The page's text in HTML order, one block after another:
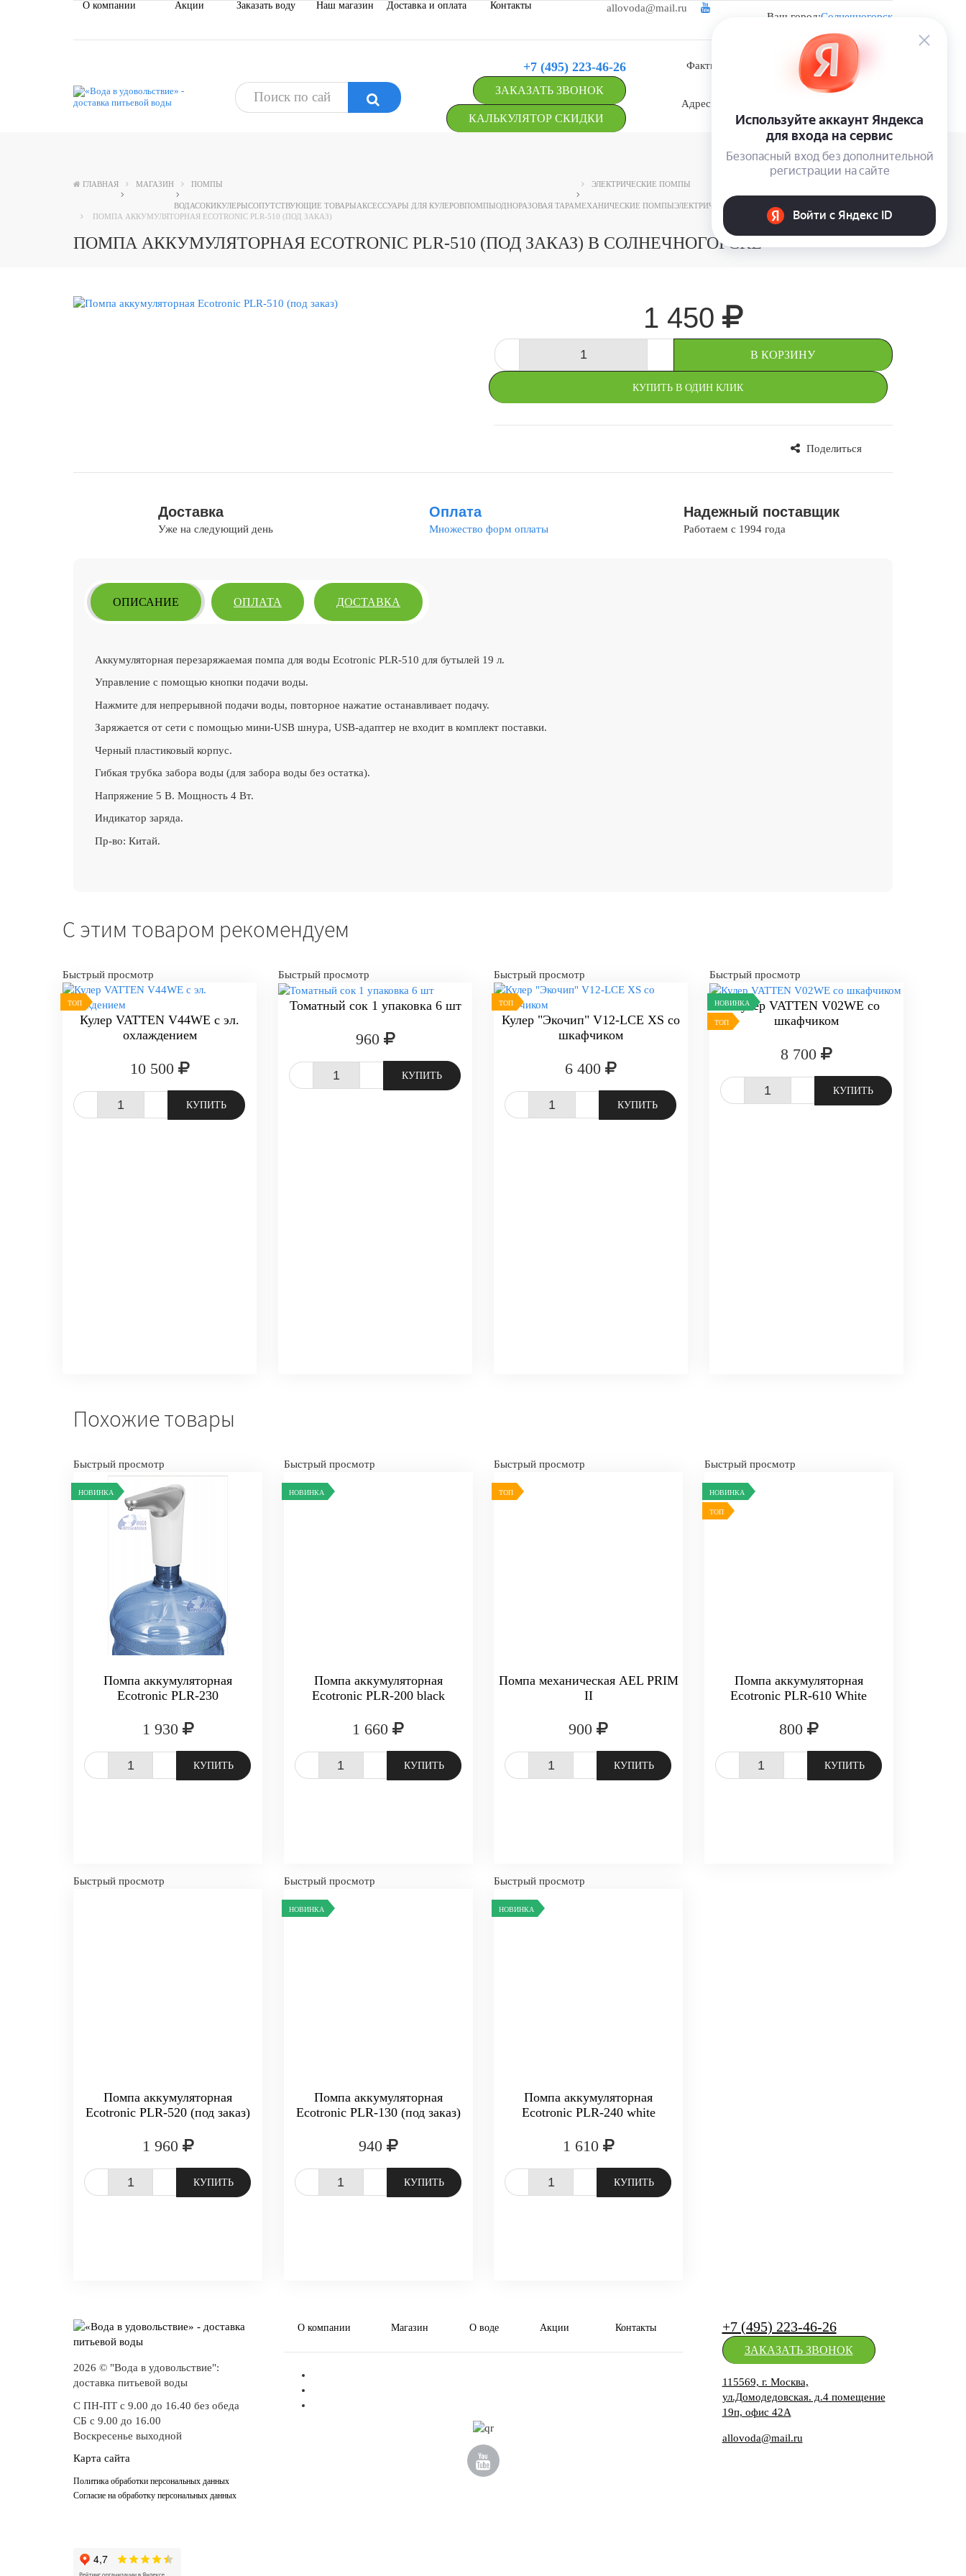
О компании Акции Заказать воду Наш магазин Доставка и оплата Контакты allovoda@mail.ru
Ваш город:Солнечногорск
+7 (495) 223-46-26
ЗАКАЗАТЬ ЗВОНОК
КАЛЬКУЛЯТОР СКИДКИ
Фактический адрес: Московская область, д.
Корсаково, ул. Изумрудная, участок 5
Адрес магазина: г. Истра, п. Пионерский, ул.
Школьная, д. 4
ГЛАВНАЯ МАГАЗИН ПОМПЫ
ВОДАСОКИКУЛЕРЫСОПУТСТВУЮЩИЕ ТОВАРЫАКСЕССУАРЫ ДЛЯ КУЛЕРОВПОМПЫОДНОРАЗОВАЯ ТАРА
ЭЛЕКТРИЧЕСКИЕ ПОМПЫ
МЕХАНИЧЕСКИЕ ПОМПЫЭЛЕКТРИЧЕСКИЕ ПОМПЫ
ПОМПА АККУМУЛЯТОРНАЯ ECOTRONIC PLR-510 (ПОД ЗАКАЗ)
ПОМПА АККУМУЛЯТОРНАЯ ECOTRONIC PLR-510 (ПОД ЗАКАЗ) В СОЛНЕЧНОГОРСКЕ
1 450
В КОРЗИНУ
КУПИТЬ В ОДИН КЛИК
Поделиться
Доставка
Уже на следующий день
Оплата
Множество форм оплаты
Надежный поставщик
Работаем с 1994 года
ОПИСАНИЕ ОПЛАТА ДОСТАВКА
Аккумуляторная перезаряжаемая помпа для воды Ecotronic PLR-510 для бутылей 19 л.
Управление с помощью кнопки подачи воды.
Нажмите для непрерывной подачи воды, повторное нажатие останавливает подачу.
Заряжается от сети с помощью мини-USB шнура, USB-адаптер не входит в комплект поставки.
Черный пластиковый корпус.
Гибкая трубка забора воды (для забора воды без остатка).
Напряжение 5 В. Мощность 4 Вт.
Индикатор заряда.
Пр-во: Китай.
С этим товаром рекомендуем
Быстрый просмотр
ТОП
Кулер VATTEN V44WE с эл.
охлаждением
10 500
КУПИТЬ
Быстрый просмотр
Томатный сок 1 упаковка 6 шт
960
КУПИТЬ
Быстрый просмотр
ТОП
Кулер "Экочип" V12-LCE XS со
шкафчиком
6 400
КУПИТЬ
Быстрый просмотр
НОВИНКА
ТОП
Кулер VATTEN V02WE со
шкафчиком
8 700
КУПИТЬ
Похожие товары
Быстрый просмотр
НОВИНКА
Помпа аккумуляторная
Ecotronic PLR-230
1 930
КУПИТЬ
Быстрый просмотр
НОВИНКА
Помпа аккумуляторная
Ecotronic PLR-200 black
1 660
КУПИТЬ
Быстрый просмотр
ТОП
Помпа механическая AEL PRIM
II
900
КУПИТЬ
Быстрый просмотр
НОВИНКА
ТОП
Помпа аккумуляторная
Ecotronic PLR-610 White
800
КУПИТЬ
Быстрый просмотр
Помпа аккумуляторная
Ecotronic PLR-520 (под заказ)
1 960
КУПИТЬ
Быстрый просмотр
НОВИНКА
Помпа аккумуляторная
Ecotronic PLR-130 (под заказ)
940
КУПИТЬ
Быстрый просмотр
НОВИНКА
Помпа аккумуляторная
Ecotronic PLR-240 white
1 610
КУПИТЬ
2026 © "Вода в удовольствие":
доставка питьевой воды
С ПН-ПТ с 9.00 до 16.40 без обеда
СБ с 9.00 до 16.00
Воскресенье выходной
Карта сайта
Политика обработки персональных данных
Согласие на обработку персональных данных
О компании Магазин О воде Акции Контакты +7 (495) 223-46-26
ЗАКАЗАТЬ ЗВОНОК
115569, г. Москва,
ул.Домодедовская. д.4 помещение
19п, офис 42А
allovoda@mail.ru